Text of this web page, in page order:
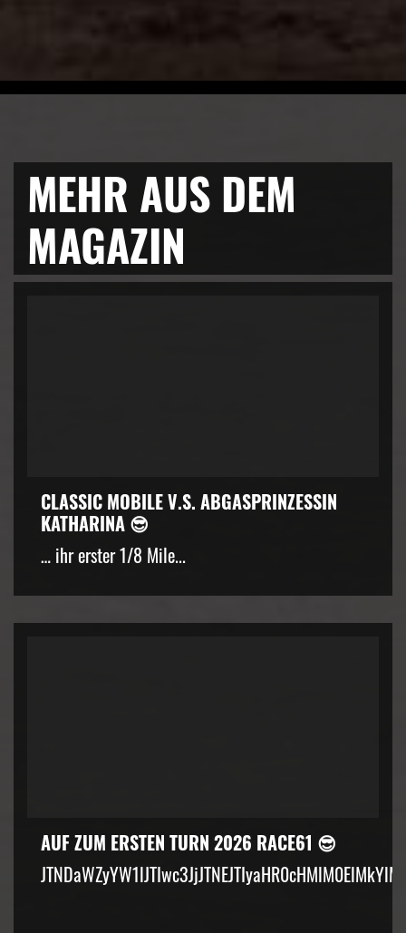
MEHR AUS DEM
MAGAZIN
CLASSIC MOBILE V.S. ABGASPRINZESSIN
KATHARINA 😎
… ihr erster 1/8 Mile...
AUF ZUM ERSTEN TURN 2026 RACE61 😎